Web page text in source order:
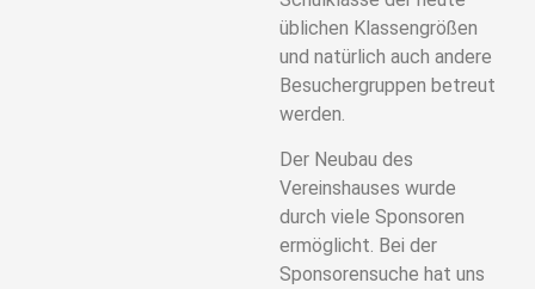
üblichen Klassengrößen
und natürlich auch andere
Besuchergruppen betreut
werden.
Der Neubau des
Vereinshauses wurde
durch viele Sponsoren
ermöglicht. Bei der
Sponsorensuche hat uns